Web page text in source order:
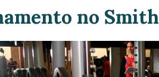
no Smith